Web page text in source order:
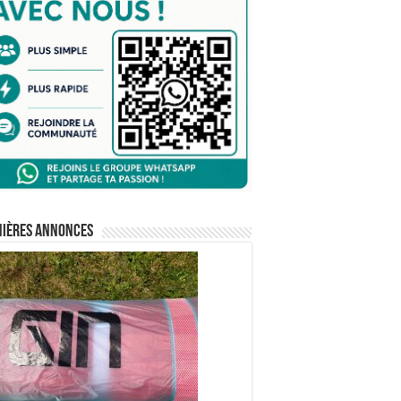
annonces